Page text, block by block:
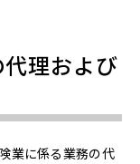
理および
業に係る業務の代